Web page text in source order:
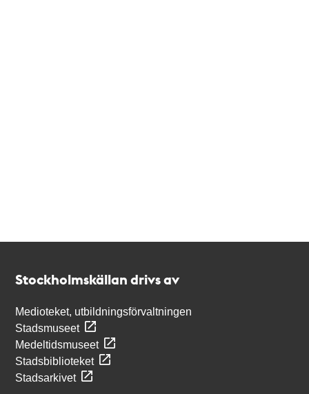
Stockholmskällan drivs av
Medioteket, utbildningsförvaltningen
Stadsmuseet
Medeltidsmuseet
Stadsbiblioteket
Stadsarkivet